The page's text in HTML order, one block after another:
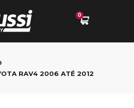
0
RAV4 2006 ATÉ 2012